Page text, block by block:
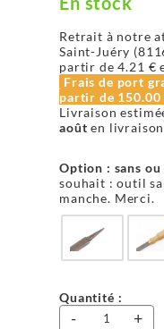
Retrait à notre
Saint-Juéry
partir de4.21 €
Frais de port
partir de 150.00
Livraison
août en
Option : sans ou
souhait : outil
manche. Merci.
Quantité :
- +